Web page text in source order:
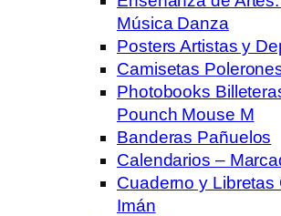
Música Danza
Posters Artistas y
Camisetas
Photobooks
Pounch Mouse M
Banderas Pañuelos
Calendarios –
Cuaderno y Libretas
Imán